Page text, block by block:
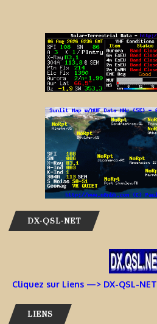
DX-QSL-NET
Cliquez sur Liens —> DX-QSL-NET
LIENS